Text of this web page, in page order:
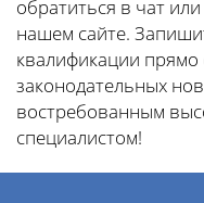
обратиться в чат
нашем сайте.
квалификации прямо
законодательных
востребованным
специалистом!